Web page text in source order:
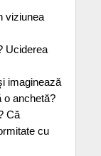
viziunea
Uciderea
imaginează
o anchetă?
Că
cu